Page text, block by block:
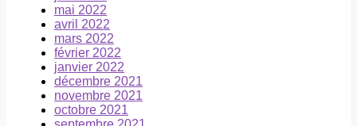
mai 2022
avril 2022
mars 2022
février 2022
janvier 2022
décembre 2021
novembre 2021
octobre 2021